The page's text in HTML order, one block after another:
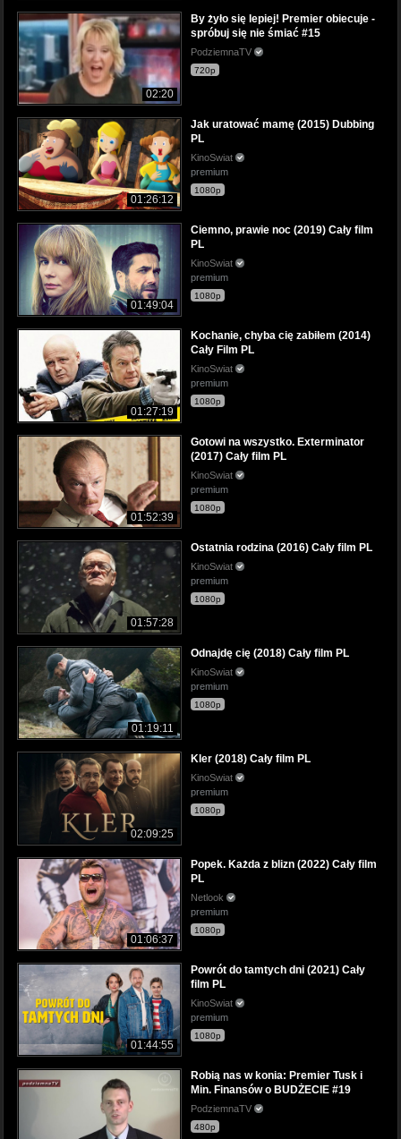
02:20
By żyło się lepiej! Premier obiecuje -
spróbuj się nie śmiać #15
PodziemnaTV
720p
01:26:12
Jak uratować mamę (2015) Dubbing
PL
KinoSwiat
premium
1080p
01:49:04
Ciemno, prawie noc (2019) Cały film
PL
KinoSwiat
premium
1080p
01:27:19
Kochanie, chyba cię zabiłem (2014)
Cały Film PL
KinoSwiat
premium
1080p
01:52:39
Gotowi na wszystko. Exterminator
(2017) Cały film PL
KinoSwiat
premium
1080p
01:57:28
Ostatnia rodzina (2016) Cały film PL
KinoSwiat
premium
1080p
01:19:11
Odnajdę cię (2018) Cały film PL
KinoSwiat
premium
1080p
02:09:25
Kler (2018) Cały film PL
KinoSwiat
premium
1080p
01:06:37
Popek. Każda z blizn (2022) Cały film
PL
Netlook
premium
1080p
01:44:55
Powrót do tamtych dni (2021) Cały
film PL
KinoSwiat
premium
1080p
Robią nas w konia: Premier Tusk i
Min. Finansów o BUDŻECIE #19
PodziemnaTV
480p